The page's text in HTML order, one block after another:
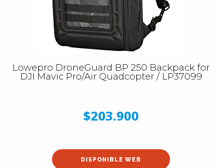
Lowepro DroneGuard BP 250 Backpack for
DJI Mavic Pro/Air Quadcopter / LP37099
$203.900
DISPONIBLE WEB